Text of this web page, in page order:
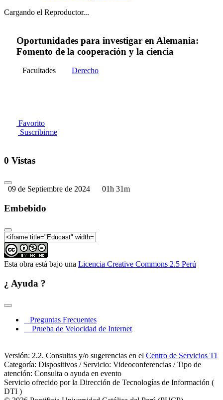
Cargando el Reproductor...
Oportunidades para investigar en Alemania:
Fomento de la cooperación y la ciencia
Facultades Derecho
Favorito
Suscribirme
0 Vistas
09 de Septiembre de 2024 01h 31m
Embebido
Esta obra está bajo una Licencia Creative Commons 2.5 Perú
¿ Ayuda ?
Preguntas Frecuentes
Prueba de Velocidad de Internet
Versión: 2.2. Consultas y/o sugerencias en el Centro de Servicios TI
Categoría: Dispositivos / Servicio: Videoconferencias / Tipo de
atención: Consulta o ayuda en evento
Servicio ofrecido por la Dirección de Tecnologías de Información (
DTI )